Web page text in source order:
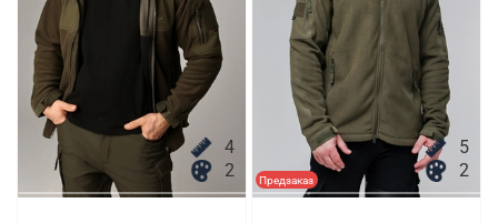
4
2
Предзаказ
5
2